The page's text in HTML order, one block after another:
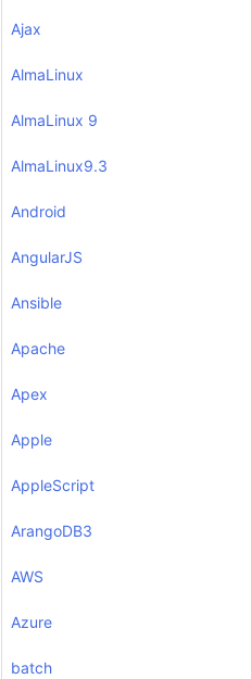
Ajax
AlmaLinux
AlmaLinux 9
AlmaLinux9.3
Android
AngularJS
Ansible
Apache
Apex
Apple
AppleScript
ArangoDB3
AWS
Azure
batch